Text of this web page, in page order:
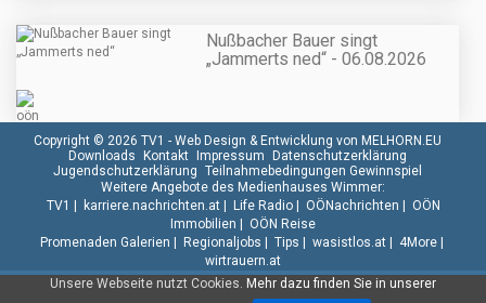
Nußbacher Bauer singt
„Jammerts ned“ - 06.08.2026
Unsere Webseite nutzt Cookies. Mehr dazu finden Sie in unserer
Copyright © 2026 TV1 - Web Design & Entwicklung von MELHORN.EU
Downloads Kontakt Impressum Datenschutzerklärung
Jugendschutzerklärung Teilnahmebedingungen Gewinnspiel
Weitere Angebote des Medienhauses Wimmer:
TV1 | karriere.nachrichten.at| Life Radio| OÖNachrichten | OÖN
Immobilien | OÖN Reise
Promenaden Galerien | Regionaljobs | Tips | wasistlos.at| 4More|
wirtrauern.at